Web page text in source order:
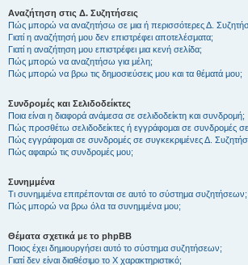
Αναζήτηση στις Δ. Συζητήσεις
Πώς μπορώ να αναζητήσω σε μια ή περισσότερες Δ.
Γιατί η αναζήτησή μου δεν επιστρέφει αποτελέσματα;
Γιατί η αναζήτηση μου επιστρέφει μια κενή σελίδα;
Πώς μπορώ να αναζητήσω για μέλη;
Πώς μπορώ να βρω τις δημοσιεύσεις μου και τα θέματά μου;
Συνδρομές και Σελιδοδείκτες
Ποια είναι η διαφορά ανάμεσα σε σελιδοδείκτη και συνδρομή;
Πώς προσθέτω σελιδοδείκτες ή εγγράφομαι σε συνδρομές
Πώς εγγράφομαι σε συνδρομές σε συγκεκριμένες Δ.
Πώς αφαιρώ τις συνδρομές μου;
Συνημμένα
Τι συνημμένα επιτρέπονται σε αυτό το σύστημα συζητήσεων;
Πώς μπορώ να βρω όλα τα συνημμένα μου;
Θέματα σχετικά με το phpBB
Ποιος έχει δημιουργήσει αυτό το σύστημα συζητήσεων;
Γιατί δεν είναι διαθέσιμο το Χ χαρακτηριστικό;